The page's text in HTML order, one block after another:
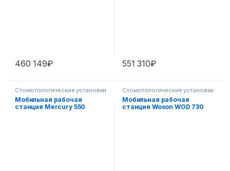
460 149₽ 551 310₽
Стомотологические установки
Мобильная рабочая
станция Mercury 550
Стомотологические установки
Мобильная рабочая
станция Woson WOD 730